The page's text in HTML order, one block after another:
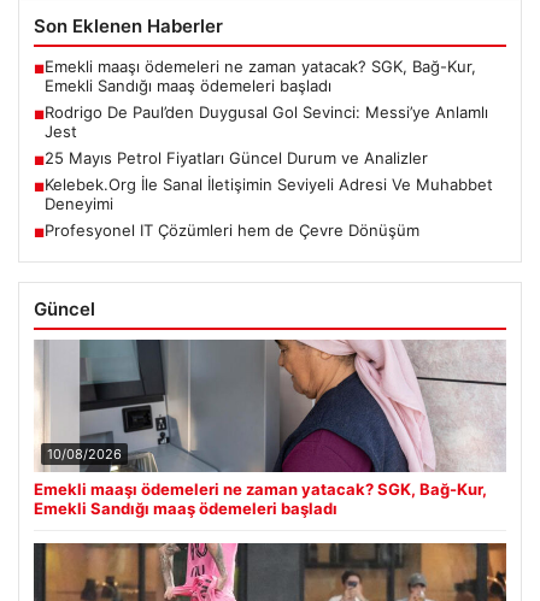
Son Eklenen Haberler
■Emekli maaşı ödemeleri ne zaman yatacak? SGK, Bağ-Kur,
Emekli Sandığı maaş ödemeleri başladı
■Rodrigo De Paul’den Duygusal Gol Sevinci: Messi’ye Anlamlı
Jest
■25 Mayıs Petrol Fiyatları Güncel Durum ve Analizler
■Kelebek.Org İle Sanal İletişimin Seviyeli Adresi Ve Muhabbet
Deneyimi
■Profesyonel IT Çözümleri hem de Çevre Dönüşüm
Güncel
10/08/2026
Emekli maaşı ödemeleri ne zaman yatacak? SGK, Bağ-Kur,
Emekli Sandığı maaş ödemeleri başladı